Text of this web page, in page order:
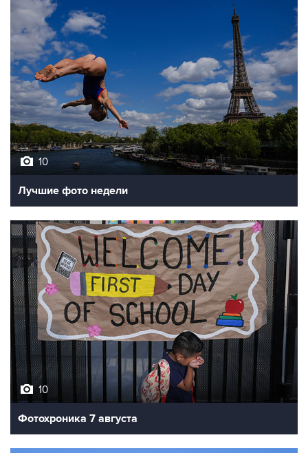
10
Лучшие фото недели
10
Фотохроника 7 августа